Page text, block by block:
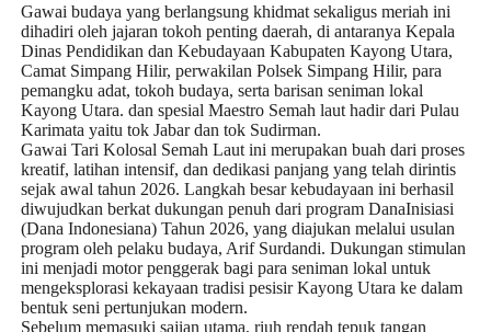
Gawai budaya yang berlangsung khidmat sekaligus meriah ini
dihadiri oleh jajaran tokoh penting daerah, di antaranya Kepala
Dinas Pendidikan dan Kebudayaan Kabupaten Kayong Utara,
Camat Simpang Hilir, perwakilan Polsek Simpang Hilir, para
pemangku adat, tokoh budaya, serta barisan seniman lokal
Kayong Utara. dan spesial Maestro Semah laut hadir dari Pulau
Karimata yaitu tok Jabar dan tok Sudirman.
Gawai Tari Kolosal Semah Laut ini merupakan buah dari proses
kreatif, latihan intensif, dan dedikasi panjang yang telah dirintis
sejak awal tahun 2026. Langkah besar kebudayaan ini berhasil
diwujudkan berkat dukungan penuh dari program DanaInisiasi
(Dana Indonesiana) Tahun 2026, yang diajukan melalui usulan
program oleh pelaku budaya, Arif Surdandi. Dukungan stimulan
ini menjadi motor penggerak bagi para seniman lokal untuk
mengeksplorasi kekayaan tradisi pesisir Kayong Utara ke dalam
bentuk seni pertunjukan modern.
Sebelum memasuki sajian utama, riuh rendah tepuk tangan